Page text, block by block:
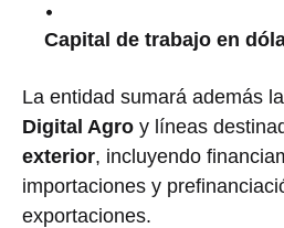
Capital de trabajo en
La entidad sumará además la
Digital Agro y líneas
exterior, incluyendo
importaciones y
exportaciones.